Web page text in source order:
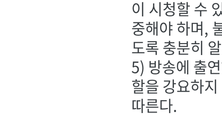
이 시청할 수
중해야 하며,
도록 충분히
5) 방송에 출
할을 강요하
따른다.